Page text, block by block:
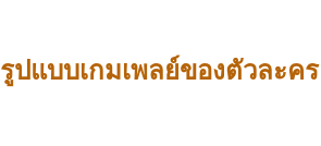
รูปแบบเกมเพลย์ของตัวละคร